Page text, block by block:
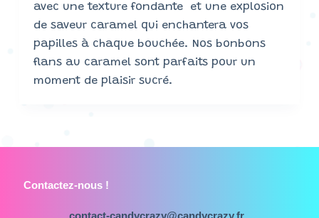
avec une texture fondante et une explosion
de saveur caramel qui enchantera vos
papilles à chaque bouchée. Nos bonbons
flans au caramel sont parfaits pour un
moment de plaisir sucré.
Contactez-nous !